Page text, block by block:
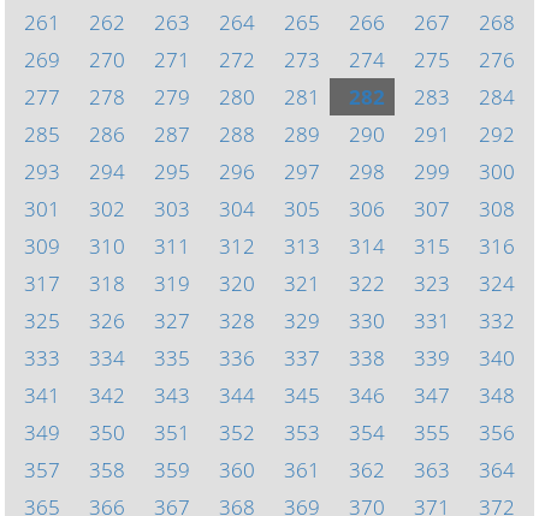
261
262 263 264 265 266 267
268
269
270 271 272 273 274 275
276
277
278 279 280 281 282 283
284
285
286 287 288 289 290 291
292
293
294 295 296 297 298 299
300
301
302 303 304 305 306 307
308
309
310 311 312 313 314 315
316
317
318 319 320 321 322 323
324
325
326 327 328 329 330 331
332
333
334 335 336 337 338 339
340
341
342 343 344 345 346 347
348
349
350 351 352 353 354 355
356
357
358 359 360 361 362 363
364
365
366 367 368 369 370 371 372